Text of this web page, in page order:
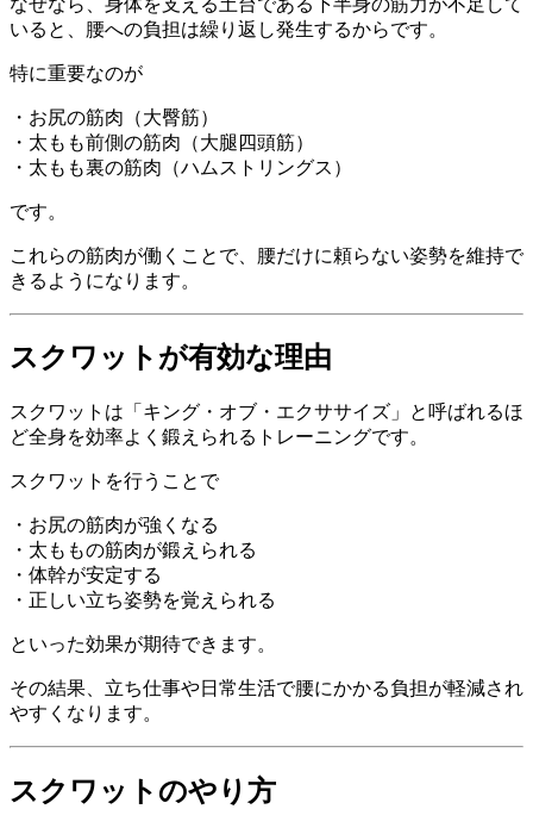
いると、腰への負担は繰り返し発生するからです。
特に重要なのが
・お尻の筋肉（大臀筋）
・太もも前側の筋肉（大腿四頭筋）
・太もも裏の筋肉（ハムストリングス）
です。
これらの筋肉が働くことで、腰だけに頼らない姿勢を維持で
きるようになります。
スクワットが有効な理由
スクワットは「キング・オブ・エクササイズ」と呼ばれるほ
ど全身を効率よく鍛えられるトレーニングです。
スクワットを行うことで
・お尻の筋肉が強くなる
・太ももの筋肉が鍛えられる
・体幹が安定する
・正しい立ち姿勢を覚えられる
といった効果が期待できます。
その結果、立ち仕事や日常生活で腰にかかる負担が軽減され
やすくなります。
スクワットのやり方